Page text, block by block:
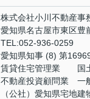
株式会社小川不動産事
愛知県名古屋市東区豊
TEL:052-936-0259
愛知県知事 (8) 第
賃貸住宅管理業 国土
不動産投資顧問業 一
（公社）愛知県宅地